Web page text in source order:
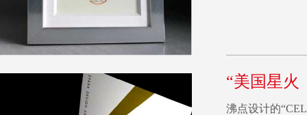
“美国星火
沸点设计的